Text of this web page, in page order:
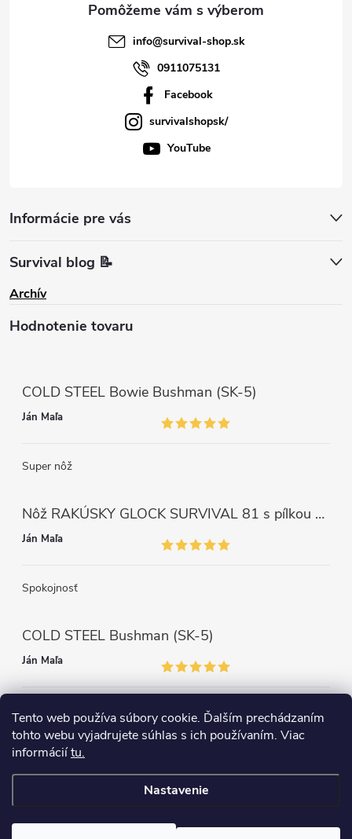
Tento web používa súbory cookie. Ďalším prechádzaním
tohto webu vyjadrujete súhlas s ich používaním. Viac
informáciítu.
Nastavenie
info@survival-shop.sk
0911075131
Facebook
survivalshopsk/
YouTube
Informácie pre vás
Survival blog 📝
Archív
Hodnotenie tovaru
COLD STEEL Bowie Bushman (SK-5)
Ján Maľa
Super nôž
Nôž RAKÚSKY GLOCK SURVIVAL 81 s pílkou ZELENÝ
Ján Maľa
Spokojnosť
COLD STEEL Bushman (SK-5)
Ján Maľa
Môžem len povedať super,super a super nôž
survival-shop. Všetky práva vyhradené.